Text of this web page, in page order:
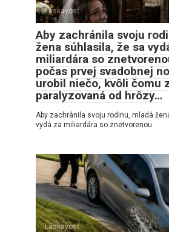
Láskavosť
Aby zachránila svoju
žena súhlasila, že sa
miliardára so
počas prvej svadobnej
urobil niečo, kvôli čomu
paralyzovaná od hrôzy…
Aby zachránila svoju rodinu, mladá
vydá za miliardára so znetvorenou
Láskavosť